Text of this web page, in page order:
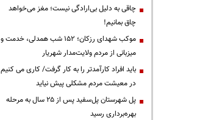
چاقی به دلیل بی‌ارادگی نیست؛ مغز می‌خواهد
چاق بمانیم!
موکب شهدای رزکان؛ ۱۵۲ شب همدلی، خدمت و
میزبانی از مردم ولایت‌مدار شهریار
باید افراد کارآمدتر را به کار گرفت/ کاری می کنیم
در معیشت مردم مشکلی پیش نیاید
پل شهرستان پل‌سفید پس از ۲۵ سال به مرحله
بهره‌برداری رسید